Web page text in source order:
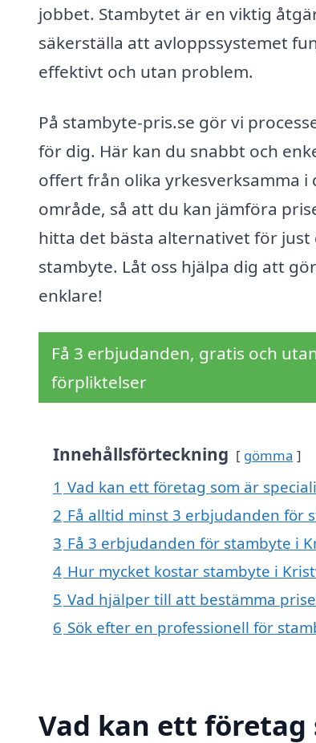
jobbet. Stambytet är en viktig
säkerställa att avloppssystemet
effektivt och utan problem.
På stambyte-pris.se gör vi
för dig. Här kan du snabbt och
offert från olika yrkesverksamma i
område, så att du kan jämföra
hitta det bästa alternativet för just
stambyte. Låt oss hjälpa dig att
enklare!
Få 3 erbjudanden, gratis och
förpliktelser
Innehållsförteckning gömma
1 Vad kan ett företag som är
2 Få alltid minst 3 erbjudanden för
3 Få 3 erbjudanden för stambyte i
4 Hur mycket kostar stambyte i
5 Vad hjälper till att bestämma
6 Sök efter en professionell för
Vad kan ett företag